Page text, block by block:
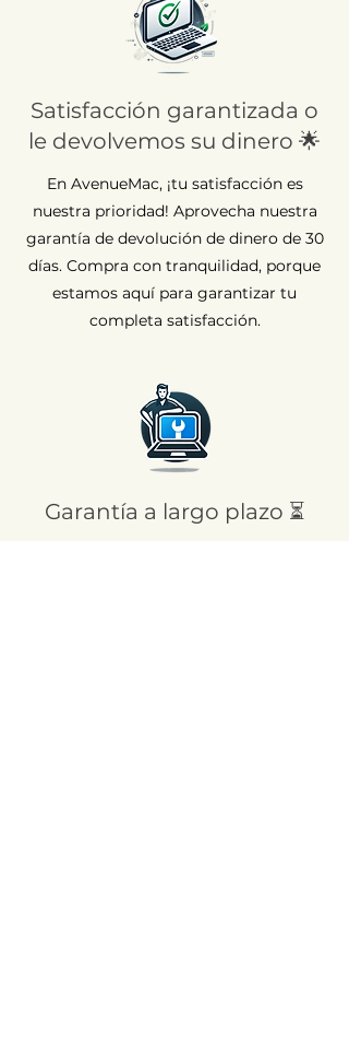
Satisfacción garantizada o
le devolvemos su dinero 🌟
En AvenueMac, ¡tu satisfacción es
nuestra prioridad! Aprovecha nuestra
garantía de devolución de dinero de 30
días. Compra con tranquilidad, porque
estamos aquí para garantizar tu
completa satisfacción.
Garantía a largo plazo ⏳